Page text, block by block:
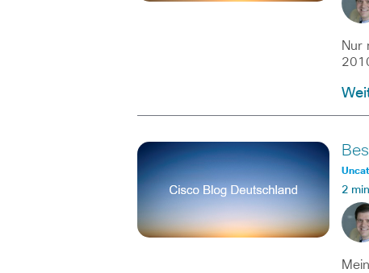
Nur
2